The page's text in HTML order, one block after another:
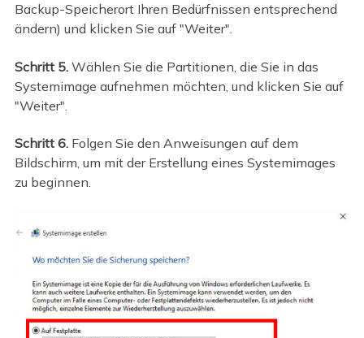
Backup-Speicherort Ihren Bedürfnissen entsprechend
ändern) und klicken Sie auf "Weiter".
Schritt 5.Wählen Sie die Partitionen, die Sie in das
Systemimage aufnehmen möchten, und klicken Sie auf
"Weiter".
Schritt 6.Folgen Sie den Anweisungen auf dem
Bildschirm, um mit der Erstellung eines Systemimages
zu beginnen.